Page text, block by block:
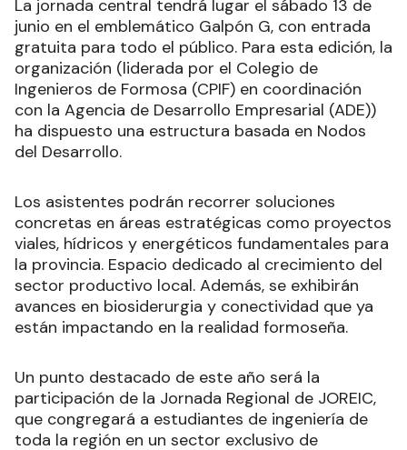
La jornada central tendrá lugar el sábado 13 de
junio en el emblemático Galpón G, con entrada
gratuita para todo el público. Para esta edición, la
organización (liderada por el Colegio de
Ingenieros de Formosa (CPIF) en coordinación
con la Agencia de Desarrollo Empresarial (ADE))
ha dispuesto una estructura basada en Nodos
del Desarrollo.
Los asistentes podrán recorrer soluciones
concretas en áreas estratégicas como proyectos
viales, hídricos y energéticos fundamentales para
la provincia. Espacio dedicado al crecimiento del
sector productivo local. Además, se exhibirán
avances en biosiderurgia y conectividad que ya
están impactando en la realidad formoseña.
Un punto destacado de este año será la
participación de la Jornada Regional de JOREIC,
que congregará a estudiantes de ingeniería de
toda la región en un sector exclusivo de